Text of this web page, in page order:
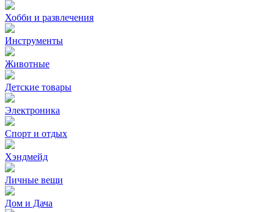
Хобби и развлечения
Инструменты
Животные
Детские товары
Электроника
Спорт и отдых
Хэндмейд
Личные вещи
Дом и Дача